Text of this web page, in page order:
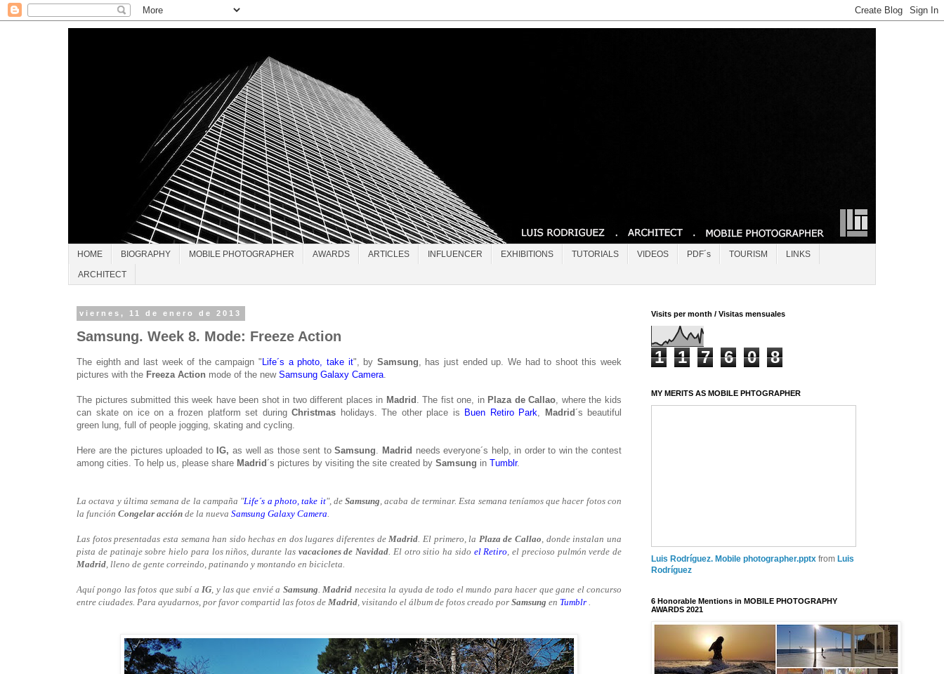
HOME BIOGRAPHY MOBILE PHOTOGRAPHER AWARDS ARTICLES INFLUENCER EXHIBITIONS TUTORIALS VIDEOS PDF´s TOURISM LINKS
ARCHITECT
viernes, 11 de enero de 2013
Samsung. Week 8. Mode: Freeze Action
The eighth and last week of the campaign " Life´s a photo, take it", by Samsung , has just ended up. We had to shoot this week
pictures with the Freeza Action mode of the new Samsung Galaxy Camera
The pictures submitted this week have been shot in two different places in Madrid . The fist one, in Plaza de Callao , where the kids
can skate on ice on a frozen platform set during Christmas holidays. The other place is Buen Retiro Park Madrid´s beautiful
green lung, full of people jogging, skating and cycling.
Here are the pictures uploaded to IG, as well as those sent toSamsung Madrid needs everyone´s help, in order to win the contest
among cities. To help us, please share Madrid´s pictures by visiting the site created by Samsung in Tumblr.
La octava y última semana de la campaña "Life´s a photo, take it", deSamsung , acaba de terminar. Esta semana teníamos que hacer fotos con
la función Congelar acción de la nueva Samsung Galaxy Camera
Las fotos presentadas esta semana han sido hechas en dos lugares diferentes de Madrid . El primero, la Plaza de Callao , donde instalan una
pista de patinaje sobre hielo para los niños, durante las vacaciones de Navidad . El otro sitio ha sido el Retiro , el precioso pulmón verde de
Madrid , lleno de gente correindo, patinando y montando en bicicleta.
Aquí pongo las fotos que subí a IG , y las que envié a Samsung Madrid necesita la ayuda de todo el mundo para hacer que gane el concurso
entre ciudades. Para ayudarnos, por favor compartid las fotos de Madrid , visitando el álbum de fotos creado por Samsung en Tumblr
Visits per month / Visitas mensuales
1 1 7 6 0 8
MY MERITS AS MOBILE PHTOGRAPHER
Luis Rodríguez. Mobile photographer.pptx from Luis
Rodríguez
6 Honorable Mentions in MOBILE PHOTOGRAPHY
AWARDS 2021